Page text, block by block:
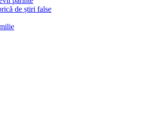
de știri false